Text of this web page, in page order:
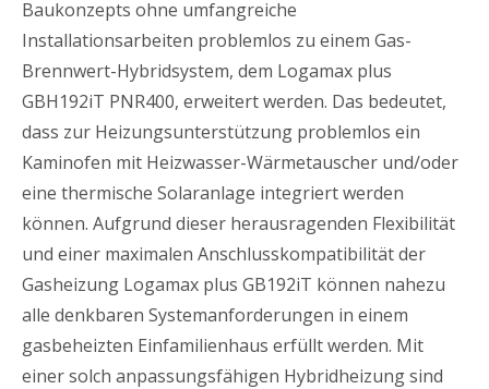
Baukonzepts ohne umfangreiche
Installationsarbeiten problemlos zu einem Gas-
Brennwert-Hybridsystem, dem Logamax plus
GBH192iT PNR400, erweitert werden. Das bedeutet,
dass zur Heizungsunterstützung problemlos ein
Kaminofen mit Heizwasser-Wärmetauscher und/oder
eine thermische Solaranlage integriert werden
können. Aufgrund dieser herausragenden Flexibilität
und einer maximalen Anschlusskompatibilität der
Gasheizung Logamax plus GB192iT können nahezu
alle denkbaren Systemanforderungen in einem
gasbeheizten Einfamilienhaus erfüllt werden. Mit
einer solch anpassungsfähigen Hybridheizung sind